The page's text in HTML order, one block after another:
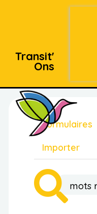
Transit'
Ons
Formulaires
Importer